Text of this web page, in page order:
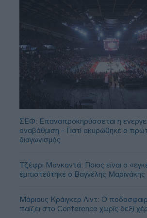
ΣΕΦ: Επαναπροκηρύσσεται η
αναβάθμιση - Γιατί ακυρώθηκε ο
διαγωνισμός
Τζέφρι Μονκαντά: Ποιος είναι ο
εμπιστεύτηκε ο Βαγγέλης Μαρινάκης
Μάριους Κράιγκερ Λιντ: Ο
παίζει στο Conference χωρίς δεξί